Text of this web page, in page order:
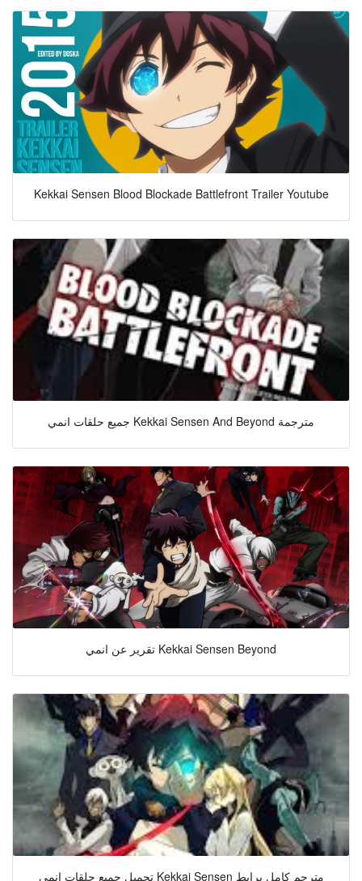
Kekkai Sensen Blood Blockade Battlefront Trailer Youtube
جميع حلقات انمي Kekkai Sensen And Beyond مترجمة
تقرير عن انمي Kekkai Sensen Beyond
تحميل جميع حلقات انمى Kekkai Sensen مترجم كامل برابط